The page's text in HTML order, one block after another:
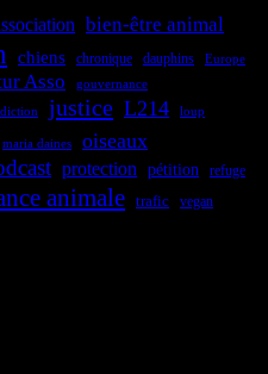
bien-être animal
chiens chronique dauphins Europe
Asso gouvernance
justice L214 loup
maria daines oiseaux
protection pétition refuge
animale trafic vegan